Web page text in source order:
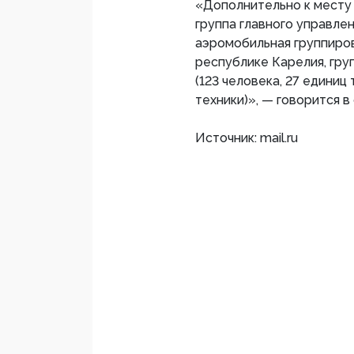
«Дополнительно к
группа главного
аэромобильная
республике Карелия,
(123 человека, 27
техники)», — говорится
Источник: mail.ru